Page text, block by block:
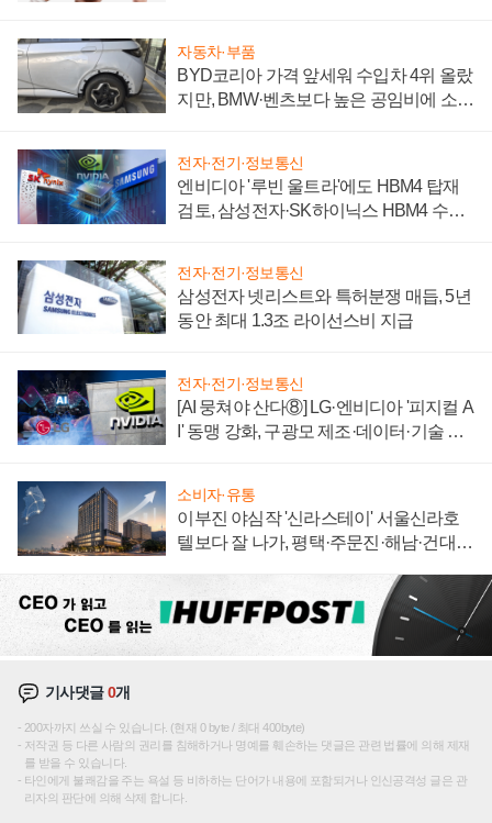
자동차·부품
BYD코리아 가격 앞세워 수입차 4위 올랐
지만, BMW·벤츠보다 높은 공임비에 소비
전자·전기·정보통신
엔비디아 '루빈 울트라'에도 HBM4 탑재
검토, 삼성전자·SK하이닉스 HBM4 수율
전자·전기·정보통신
삼성전자 넷리스트와 특허분쟁 매듭, 5년
동안 최대 1.3조 라이선스비 지급
전자·전기·정보통신
[AI 뭉쳐야 산다⑧] LG·엔비디아 '피지컬 A
I' 동맹 강화, 구광모 제조·데이터·기술 결
소비자·유통
이부진 야심작 '신라스테이' 서울신라호
텔보다 잘 나가, 평택·주문진·해남·건대로
기사댓글0개
200자까지 쓰실 수 있습니다. (현재 0 byte / 최대 400byte)
저작권 등 다른 사람의 권리를 침해하거나 명예를 훼손하는 댓글은 관련 법률에 의해 제재
를 받을 수 있습니다.
타인에게 불쾌감을 주는 욕설 등 비하하는 단어가 내용에 포함되거나 인신공격성 글은 관
리자의 판단에 의해 삭제 합니다.